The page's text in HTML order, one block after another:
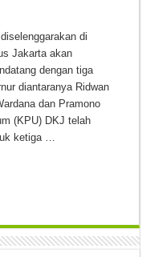
di
Jakarta akan
dengan tiga
diantaranya Ridwan
dan Pramono
(KPU) DKJ telah
ketiga …